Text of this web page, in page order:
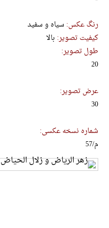
رنگ عکس: سیاه و سفید
کیفیت تصویر: بالا
طول تصویر:
20
عرض تصویر:
30
شماره نسخه عکسی:
م/57